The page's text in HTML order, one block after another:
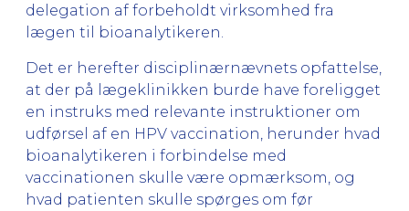
delegation af forbeholdt virksomhed fra
lægen til bioanalytikeren.
Det er herefter disciplinærnævnets opfattelse,
at der på lægeklinikken burde have foreligget
en instruks med relevante instruktioner om
udførsel af en HPV vaccination, herunder hvad
bioanalytikeren i forbindelse med
vaccinationen skulle være opmærksom, og
hvad patienten skulle spørges om før